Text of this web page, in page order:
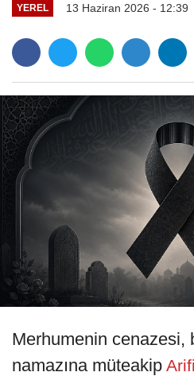
YEREL 13 Haziran 2026 - 12:39
Merhumenin cenazesi,
namazına müteakip